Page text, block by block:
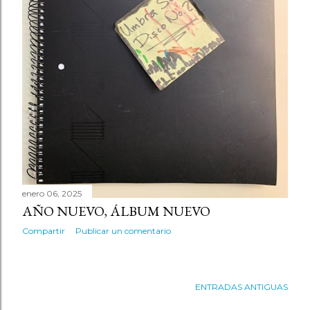
s
enero 06, 2025
AÑO NUEVO, ÁLBUM NUEVO
Compartir Publicar un comentario
ENTRADAS ANTIGUAS